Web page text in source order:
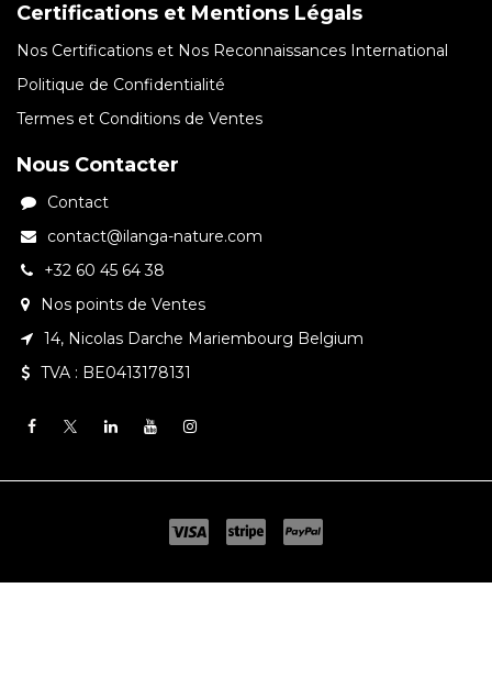
Certifications et Mentions Légals
Nos Certifications et Nos Reconnaissances International
Politique de Confidentialité
Termes et Conditions de Ventes
Nous Contacter
Contact
contact@ilanga-nature.com
+32 60 45 64 38
Nos points de Ventes
14, Nicolas Darche Mariembourg Belgium
TVA : BE0413178131